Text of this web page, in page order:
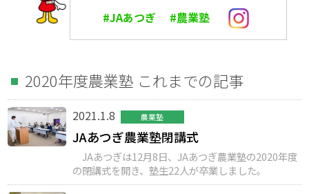
#JAあつぎ #農業塾
2020年度農業塾 これまでの記事
2021.1.8 農業塾
JAあつぎ農業塾閉講式
JAあつぎは12月8日、JAあつぎ農業塾の2020年度
の閉講式を開き、塾生22人が卒業しました。